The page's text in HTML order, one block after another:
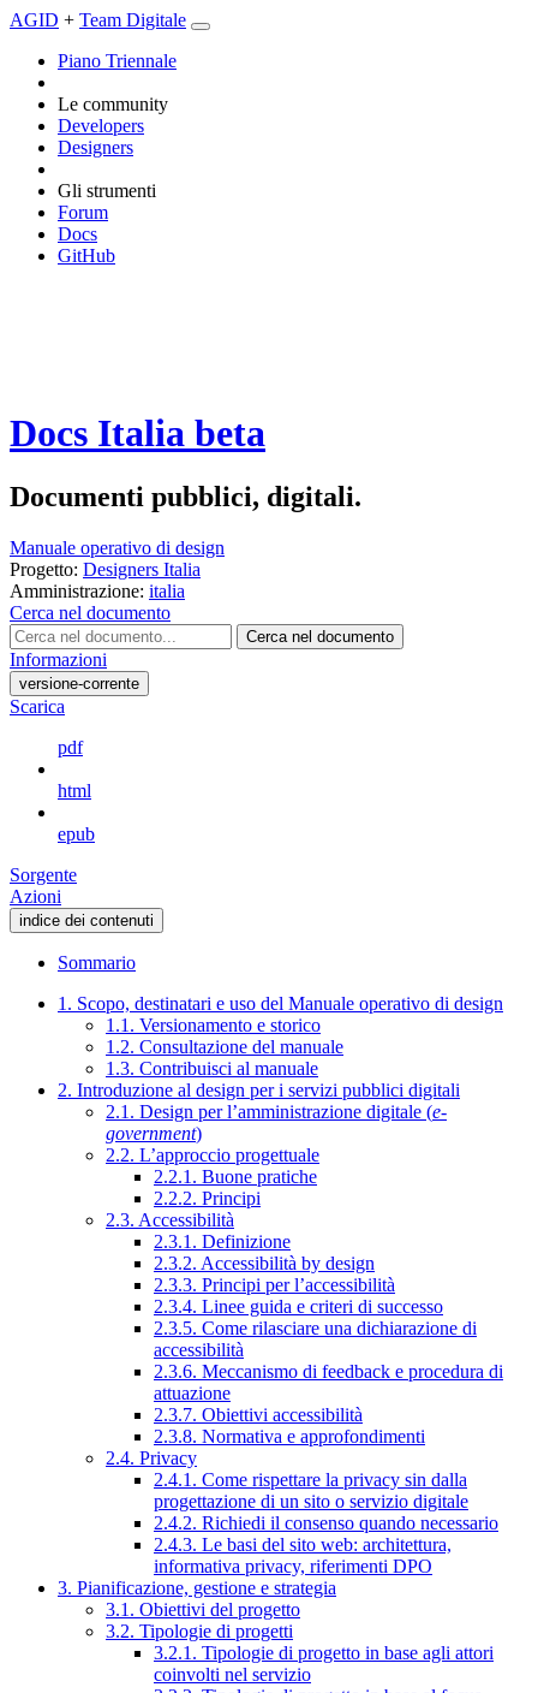
AGID + Team Digitale
Piano Triennale
Le community
Developers
Designers
Gli strumenti
Forum
Docs
GitHub
Docs Italia beta
Documenti pubblici, digitali.
Manuale operativo di design
Progetto: Designers Italia
Amministrazione: italia
Cerca nel documento
Cerca nel documento
Informazioni
versione-corrente
Scarica
pdf
html
epub
Sorgente
Azioni
indice dei contenuti
Sommario
1. Scopo, destinatari e uso del Manuale operativo di design
1.1. Versionamento e storico
1.2. Consultazione del manuale
1.3. Contribuisci al manuale
2. Introduzione al design per i servizi pubblici digitali
2.1. Design per l’amministrazione digitale (e-
government)
2.2. L’approccio progettuale
2.2.1. Buone pratiche
2.2.2. Principi
2.3. Accessibilità
2.3.1. Definizione
2.3.2. Accessibilità by design
2.3.3. Principi per l’accessibilità
2.3.4. Linee guida e criteri di successo
2.3.5. Come rilasciare una dichiarazione di
accessibilità
2.3.6. Meccanismo di feedback e procedura di
attuazione
2.3.7. Obiettivi accessibilità
2.3.8. Normativa e approfondimenti
2.4. Privacy
2.4.1. Come rispettare la privacy sin dalla
progettazione di un sito o servizio digitale
2.4.2. Richiedi il consenso quando necessario
2.4.3. Le basi del sito web: architettura,
informativa privacy, riferimenti DPO
3. Pianificazione, gestione e strategia
3.1. Obiettivi del progetto
3.2. Tipologie di progetti
3.2.1. Tipologie di progetto in base agli attori
coinvolti nel servizio